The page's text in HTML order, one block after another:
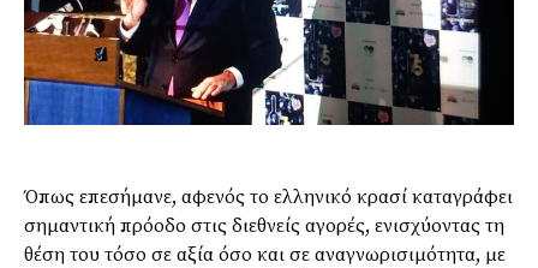
Όπως επεσήμανε, αφενός το ελληνικό κρασί καταγράφει
σημαντική πρόοδο στις διεθνείς αγορές, ενισχύοντας τη
θέση του τόσο σε αξία όσο και σε αναγνωρισιμότητα, με